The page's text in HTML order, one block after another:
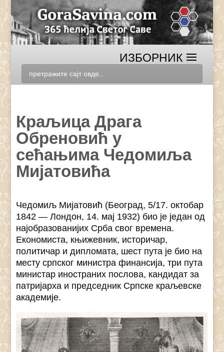
Краљица Драга
Обреновић у
сећањима Чедомиља
Мијатовића
Чедомиљ Мијатовић (Београд, 5/17. октобар
1842 — Лондон, 14. мај 1932) био је један од
најобразованијих Срба свог времена.
Економиста, књижевник, историчар,
политичар и дипломата, шест пута је био на
месту српског министра финансија, три пута
министар иностраних послова, кандидат за
патријарха и председник Српске краљевске
академије.